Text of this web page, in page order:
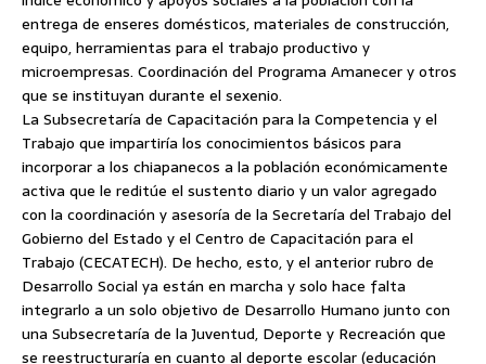
entrega de enseres domésticos, materiales de construcción,
equipo, herramientas para el trabajo productivo y
microempresas. Coordinación del Programa Amanecer y otros
que se instituyan durante el sexenio.
La Subsecretaría de Capacitación para la Competencia y el
Trabajo que impartiría los conocimientos básicos para
incorporar a los chiapanecos a la población económicamente
activa que le reditúe el sustento diario y un valor agregado
con la coordinación y asesoría de la Secretaría del Trabajo del
Gobierno del Estado y el Centro de Capacitación para el
Trabajo (CECATECH). De hecho, esto, y el anterior rubro de
Desarrollo Social ya están en marcha y solo hace falta
integrarlo a un solo objetivo de Desarrollo Humano junto con
una Subsecretaría de la Juventud, Deporte y Recreación que
se reestructuraría en cuanto al deporte escolar (educación